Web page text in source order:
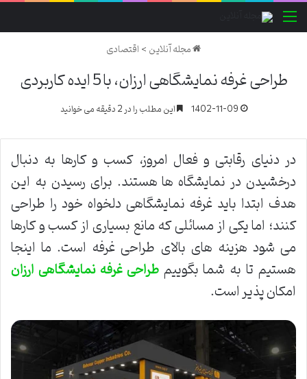
منو
مجله آنلاین>اقتصادی
طراحی غرفه نمایشگاهی ارزان، با 5 ایده کاربردی
1402-11-09 این مطلب را در 2 دقیقه می خوانید
در دنیای رقابتی و فعال امروز، کسب و کارها به دنبال
درخشیدن در نمایشگاه ها هستند. برای رسیدن به این
هدف ابتدا باید غرفه نمایشگاهی دلخواه خود را طراحی
کنند؛ اما یکی از مسائلی که مانع بسیاری از کسب و کارها
می شود هزینه های بالای طراحی غرفه است. ما اینجا
هستیم تا به شما بگوییمطراحی غرفه نمایشگاهی ارزان
امکان پذیر است.